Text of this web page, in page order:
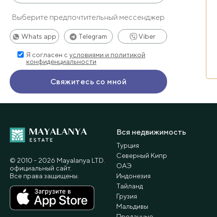
Выберите предпочтительный мессенджер
Whats app Telegram Viber
Я согласен с условиями и политикой
конфиденциальности
Вся недвижимость
Турция
Северный Кипр
ОАЭ
Индонезия
Тайланд
Грузия
Мальдивы
© 2010 - 2026 Мayalanya LTD.
официальный сайт.
Все права защищены.